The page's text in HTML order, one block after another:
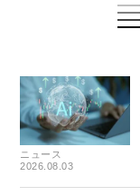
ニュース
2026.08.03